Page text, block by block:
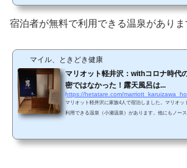
カテゴリー６に該当します（最高がカテゴリー８）。
岡JCT.経由、上信越自動車道・碓氷軽井沢ICより約
たところに位置しています。（ホ...
宿泊者が無料で利用できる温泉がありま
マイル、ときどき健康
マリオット軽井沢：withコロナ時代
密ではなかった！露天風呂は...
https://hetatare.com/
マリオット軽井沢に家族4人で宿泊しました。マリオッ
利用できる温泉（小瀬温泉）があります。他にもノー
ので、レポートします。 基本情報【場所】B1階【営業